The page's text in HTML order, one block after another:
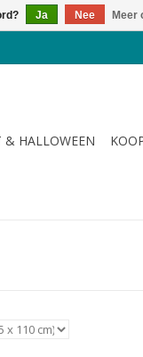
& HALLOWEEN
Ja Nee Meer